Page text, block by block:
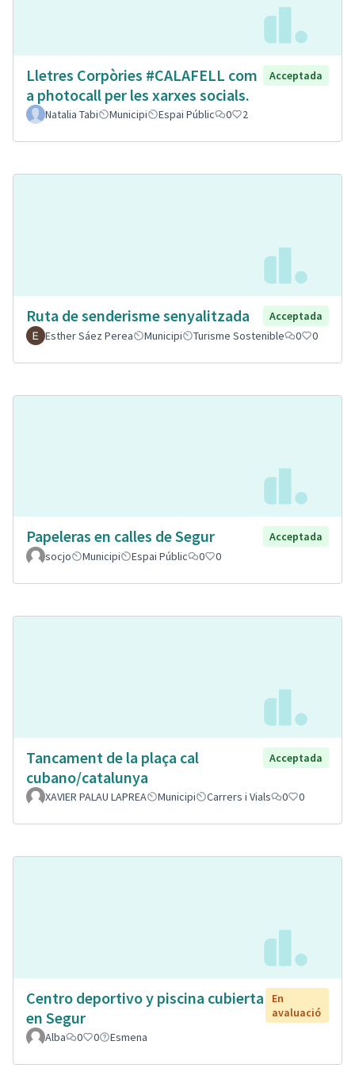
Lletres Corpòries #CALAFELL com
a photocall per les xarxes socials.
Acceptada
Natalia Tabi Municipi Espai Públic 0 2
Ruta de senderisme senyalitzada
Acceptada
Esther Sáez Perea
Municipi Turisme Sostenible 0 0
Papeleras en calles de Segur
Acceptada
socjo
Municipi Espai Públic 0 0
Tancament de la plaça cal
cubano/catalunya
Acceptada
XAVIER PALAU LAPREA Municipi Carrers i Vials 0 0
Centro deportivo y piscina cubierta
en Segur
En
avaluació
Alba
0 0 Esmena